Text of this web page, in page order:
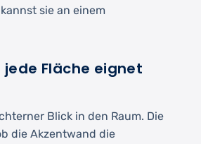
sie an einem
Fläche eignet
Blick in den Raum. Die
die Akzentwand die